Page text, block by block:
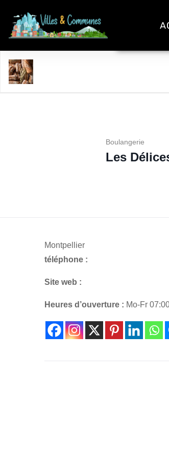
Boulangerie
Les
Montpellier
téléphone :
Site web :
Heures d’ouverture : Mo-Fr